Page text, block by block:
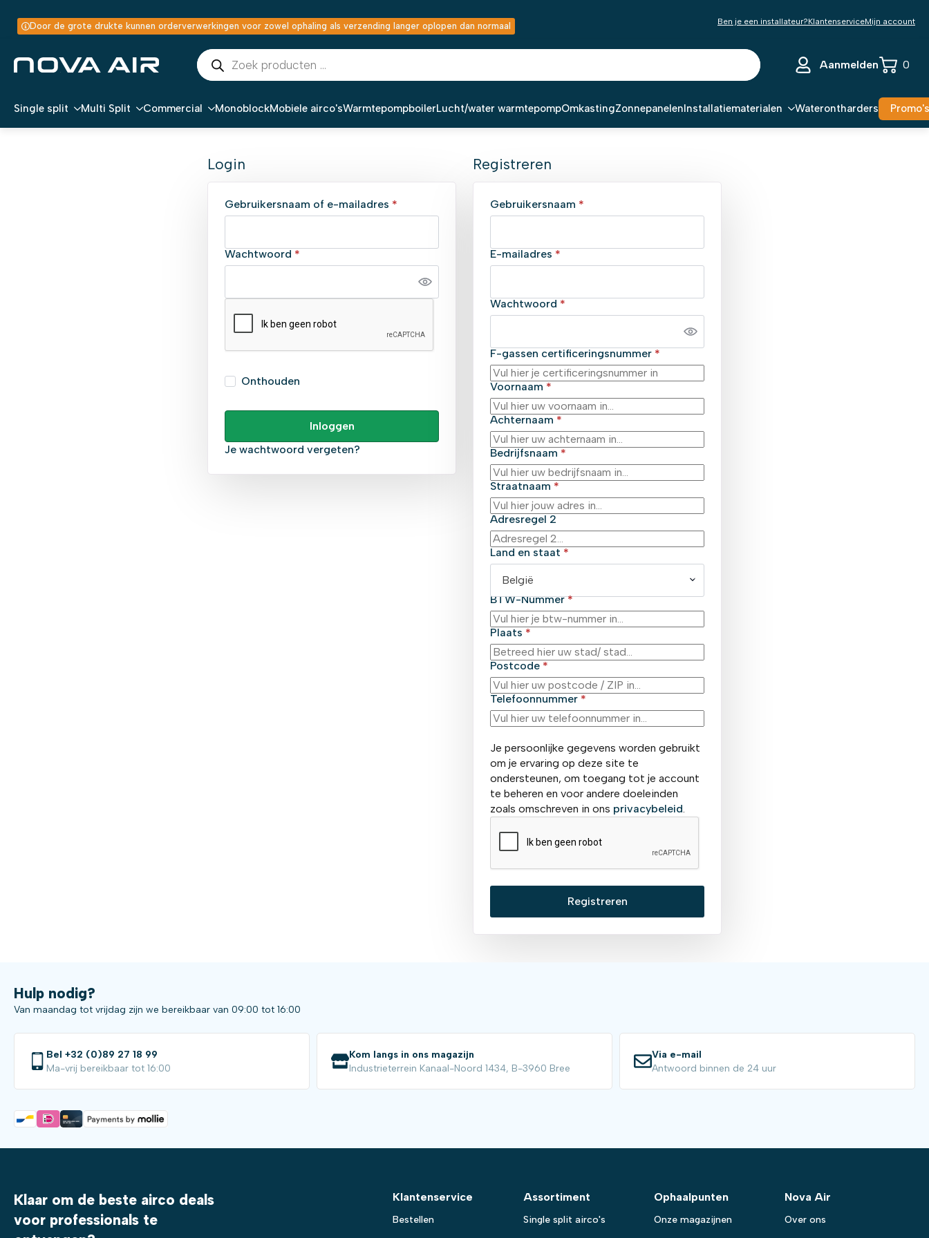
Door de grote drukte kunnen orderverwerkingen voor zowel ophaling als verzending langer oplopen dan normaal Ben je een installateur?KlantenserviceMijn account
Producten
zoeken
Aanmelden 0
Single split Multi Split Commercial MonoblockMobiele airco'sWarmtepompboilerLucht/water warmtepompOmkastingZonnepanelenInstallatiematerialen Waterontharders Promo's
Login
Gebruikersnaam of e-mailadres *
Wachtwoord *Vereist
Onthouden
Inloggen
Je wachtwoord vergeten?
Registreren
Gebruikersnaam *
E-mailadres *Vereist
Wachtwoord *Vereist
F-gassen certificeringsnummer *
Voornaam *
Achternaam *
Bedrijfsnaam *
Straatnaam *
Adresregel 2
Land en staat *
België
BTW-Nummer*
Plaats *
Postcode *
Telefoonnummer *
Je persoonlijke gegevens worden gebruikt
om je ervaring op deze site te
ondersteunen, om toegang tot je account
te beheren en voor andere doeleinden
zoals omschreven in ons privacybeleid.
Registreren
Hulp nodig?
Van maandag tot vrijdag zijn we bereikbaar van 09:00 tot 16:00
Bel +32 (0)89 27 18 99
Ma-vrij bereikbaar tot 16:00
Kom langs in ons magazijn
Industrieterrein Kanaal-Noord 1434, B-3960 Bree
Via e-mail
Antwoord binnen de 24 uur
Klaar om de beste airco deals
voor professionals te
Klantenservice
Bestellen
Assortiment
Single split airco's
Ophaalpunten
Onze magazijnen
Nova Air
Over ons